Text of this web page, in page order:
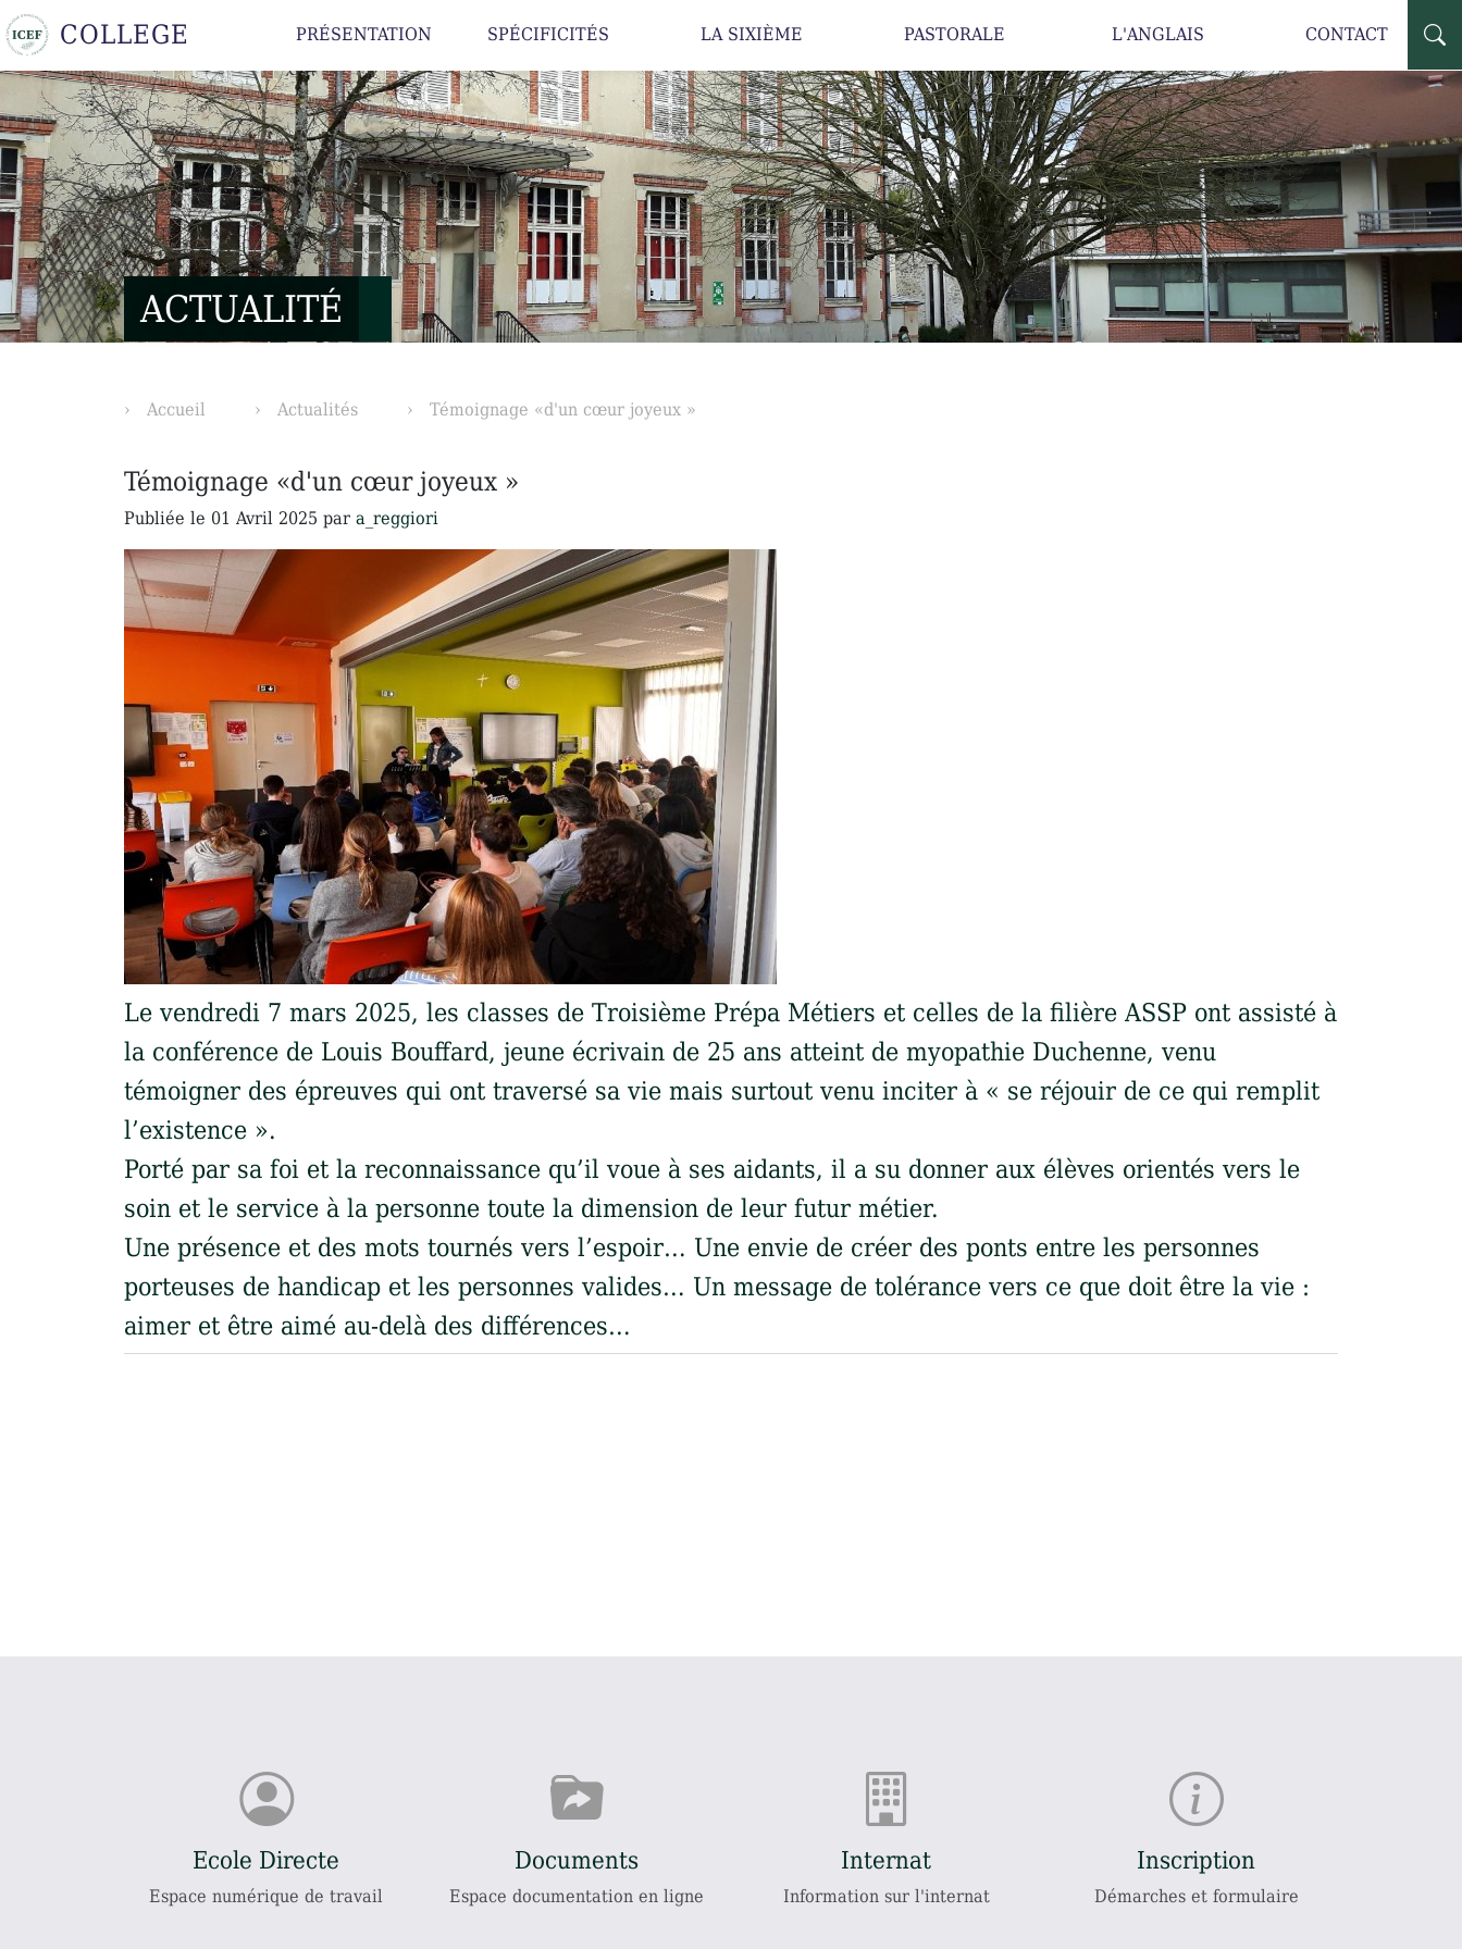
COLLEGE PRÉSENTATION SPÉCIFICITÉS LA SIXIÈME PASTORALE L'ANGLAIS CONTACT
ACTUALITÉ
Accueil Actualités Témoignage «d'un cœur joyeux »
Témoignage «d'un cœur joyeux »
Publiée le 01 Avril 2025 par a_reggiori
Le vendredi 7 mars 2025, les classes de Troisième Prépa Métiers et celles de la filière ASSP ont assisté à
la conférence de Louis Bouffard, jeune écrivain de 25 ans atteint de myopathie Duchenne, venu
témoigner des épreuves qui ont traversé sa vie mais surtout venu inciter à « se réjouir de ce qui remplit
l’existence ».
Porté par sa foi et la reconnaissance qu’il voue à ses aidants, il a su donner aux élèves orientés vers le
soin et le service à la personne toute la dimension de leur futur métier.
Une présence et des mots tournés vers l’espoir… Une envie de créer des ponts entre les personnes
porteuses de handicap et les personnes valides… Un message de tolérance vers ce que doit être la vie :
aimer et être aimé au-delà des différences…
Ecole Directe
Espace numérique de travail
Documents
Espace documentation en ligne
Internat
Information sur l'internat
Inscription
Démarches et formulaire